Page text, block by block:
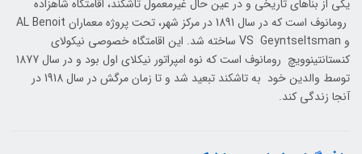
یکی از بناهای تاریخی و در عین حال غیرمعمول تاشکند، اقامتگاه شاهزاده
رومانوف است که در سال 1891 در مرکز شهر، تحت پروژه معماران AL Benoit
و VS Geyntseltsman ساخته شد. این اقامتگاه خصوصی نیکولای
کنستانتینوویچ رومانوف است که نوه امپراتور نیکلای اول بود و در سال 1877
توسط والدین خود به تاشکند تبعید شد و تا زمان مرگش در سال 1918 در
آنجا زندگی کند.